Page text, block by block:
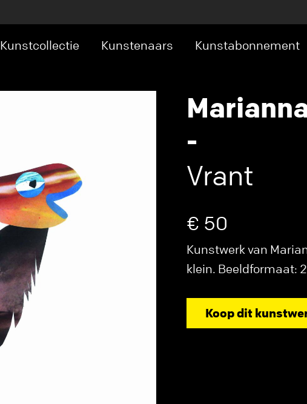
Kunstcollectie Kunstenaars Kunstabonnement
-
Vrant
€ 50
Kunstwerk van
klein. Beeldformaat:
Koop dit